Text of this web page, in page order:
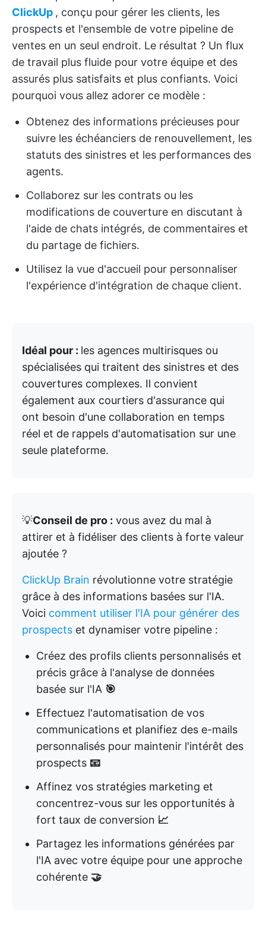
ClickUp , conçu pour gérer les clients, les
prospects et l'ensemble de votre pipeline de
ventes en un seul endroit. Le résultat ? Un flux
de travail plus fluide pour votre équipe et des
assurés plus satisfaits et plus confiants. Voici
pourquoi vous allez adorer ce modèle :
Obtenez des informations précieuses pour
suivre les échéanciers de renouvellement, les
statuts des sinistres et les performances des
agents.
Collaborez sur les contrats ou les
modifications de couverture en discutant à
l'aide de chats intégrés, de commentaires et
du partage de fichiers.
Utilisez la vue d'accueil pour personnaliser
l'expérience d'intégration de chaque client.
Idéal pour : les agences multirisques ou
spécialisées qui traitent des sinistres et des
couvertures complexes. Il convient
également aux courtiers d'assurance qui
ont besoin d'une collaboration en temps
réel et de rappels d'automatisation sur une
seule plateforme.
💡Conseil de pro : vous avez du mal à
attirer et à fidéliser des clients à forte valeur
ajoutée ?
ClickUp Brain révolutionne votre stratégie
grâce à des informations basées sur l'IA.
Voici comment utiliser l'IA pour générer des
prospects et dynamiser votre pipeline :
Créez des profils clients personnalisés et
précis grâce à l'analyse de données
basée sur l'IA 🎯
Effectuez l'automatisation de vos
communications et planifiez des e-mails
personnalisés pour maintenir l'intérêt des
prospects 📧
Affinez vos stratégies marketing et
concentrez-vous sur les opportunités à
fort taux de conversion 📈
Partagez les informations générées par
l'IA avec votre équipe pour une approche
cohérente 🤝